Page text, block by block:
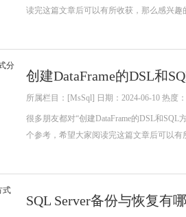
读完这篇文章后可以有所收获，那么感兴趣
创建DataFrame的DSL和
所属栏目：[MsSql] 日期：2024-06-10 热度
很多朋友都对“创建DataFrame的DSL和
个参考，希望大家阅读完这篇文章后可以有
SQL Server备份与恢复有